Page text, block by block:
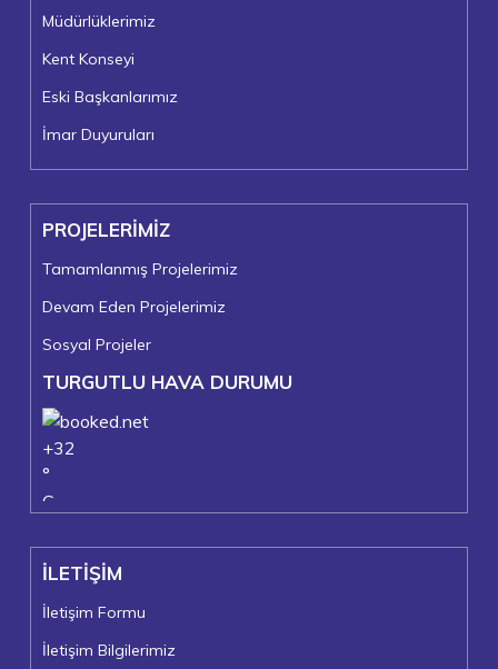
Müdürlüklerimiz
Kent Konseyi
Eski Başkanlarımız
İmar Duyuruları
PROJELERİMİZ
Tamamlanmış Projelerimiz
Devam Eden Projelerimiz
Sosyal Projeler
TURGUTLU HAVA DURUMU
+32
°
C
+23°
Turgutlu
Cumartesi, 08
İLETİŞİM
İletişim Formu
İletişim Bilgilerimiz